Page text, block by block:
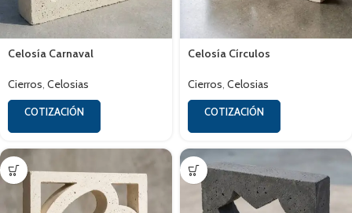
Celosía Carnaval
Cierros, Celosias
COTIZACIÓN
Celosía Círculos
Cierros, Celosias
COTIZACIÓN